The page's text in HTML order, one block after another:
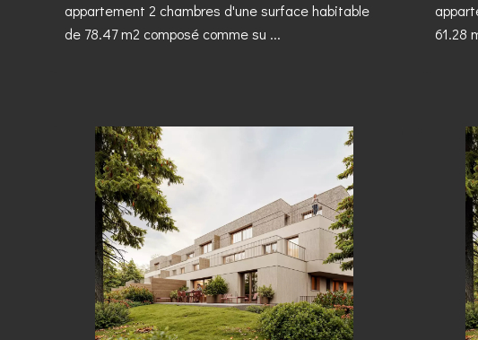
appartement 2 chambres d'une surface habitable
de 78.47 m2 composé comme su ...
61.28